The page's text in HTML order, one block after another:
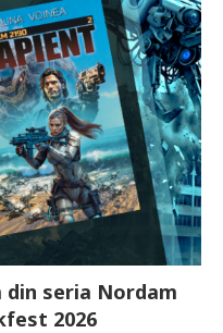
din seria Nordam
2026